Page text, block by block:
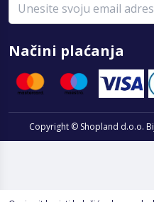
Načini plaćanja
Copyright © Shopland d.o.o.